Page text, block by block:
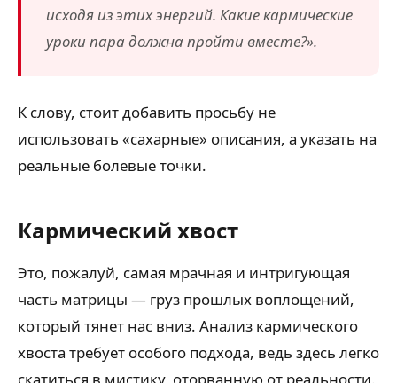
исходя из этих энергий. Какие кармические
уроки пара должна пройти вместе?».
К слову, стоит добавить просьбу не
использовать «сахарные» описания, а указать на
реальные болевые точки.
Кармический хвост
Это, пожалуй, самая мрачная и интригующая
часть матрицы — груз прошлых воплощений,
который тянет нас вниз. Анализ кармического
хвоста требует особого подхода, ведь здесь легко
скатиться в мистику, оторванную от реальности.